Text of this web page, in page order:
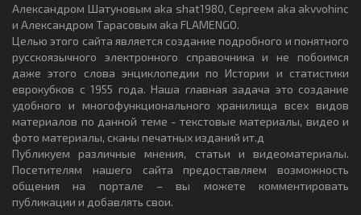
Александром Шатуновым aka shat1980, Сергеем aka akvvohinc
и Александром Тарасовым aka FLAMENGO.
Целью этого сайта является создание подробного и понятного
русскоязычного электронного справочника и не побоимся
даже этого слова энциклопедии по Истории и статистики
еврокубков с 1955 года. Наша главная задача это создание
удобного и многофункционального хранилища всех видов
материалов по данной теме - текстовые материалы, видео и
фото материалы, сканы печатных изданий ит.д
Публикуем различные мнения, статьи и видеоматериалы.
Посетителям нашего сайта предоставляем возможность
общения на портале – вы можете комментировать
публикации и добавлять свои.